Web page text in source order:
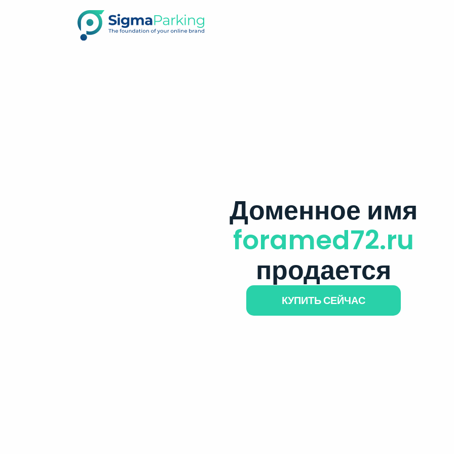
Доменное имя
foramed72.ru
продается
КУПИТЬ СЕЙЧАС